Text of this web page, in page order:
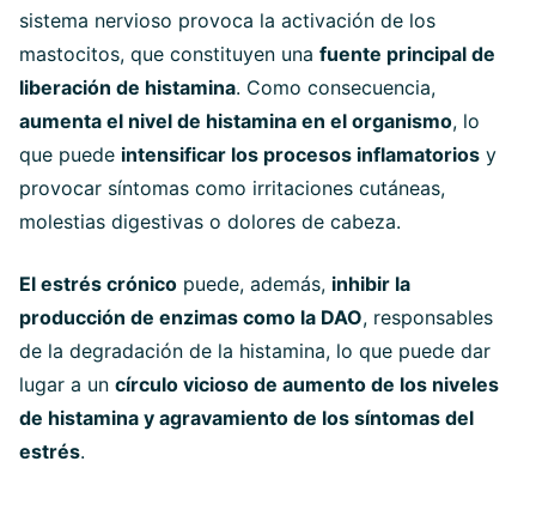
sistema nervioso provoca la activación de los
mastocitos, que constituyen una fuente principal de
liberación de histamina. Como consecuencia,
aumenta el nivel de histamina en el organismo, lo
que puede intensificar los procesos inflamatorios y
provocar síntomas como irritaciones cutáneas,
molestias digestivas o dolores de cabeza.
El estrés crónico puede, además, inhibir la
producción de enzimas como la DAO, responsables
de la degradación de la histamina, lo que puede dar
lugar a un círculo vicioso de aumento de los niveles
de histamina y agravamiento de los síntomas del
estrés.